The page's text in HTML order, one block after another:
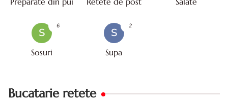
S
Sosuri
6
S
Supa
2
Bucatarie retete